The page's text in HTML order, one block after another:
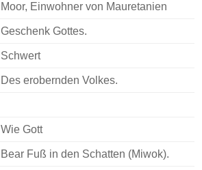
Moor, Einwohner von Mauretanien
Geschenk Gottes.
Schwert
Des erobernden Volkes.
Wie Gott
Bear Fuß in den Schatten (Miwok).